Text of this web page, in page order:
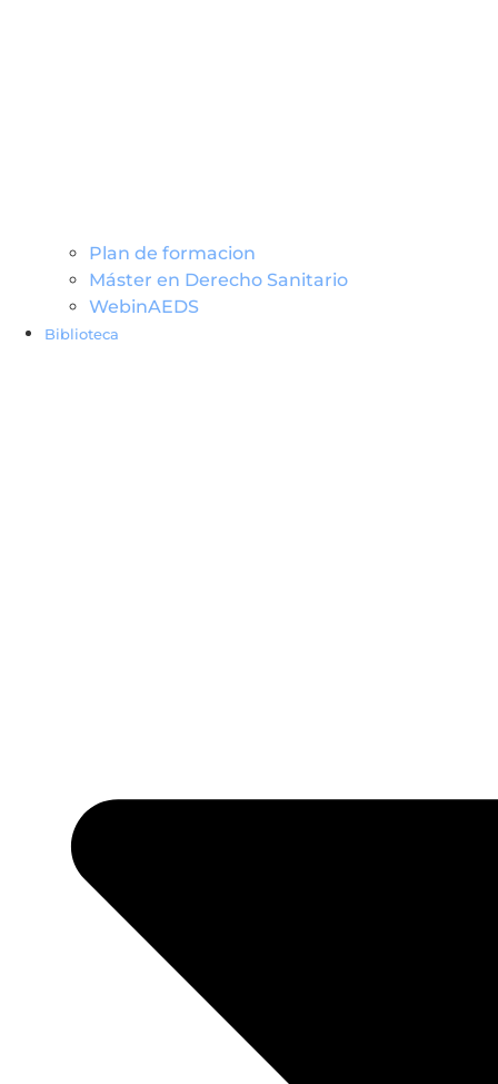
Plan de formacion
Máster en Derecho Sanitario
WebinAEDS
Biblioteca